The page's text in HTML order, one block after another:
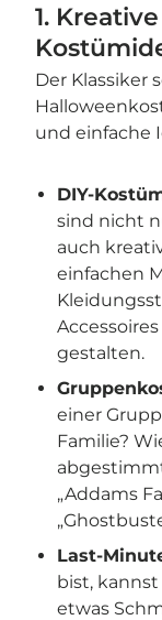
1.
Der Klassiker
und einfache
DIY-
sind nicht
auch
einfachen
gestalten.
einer
Familie?
„Addams
Last-
bist,
etwas